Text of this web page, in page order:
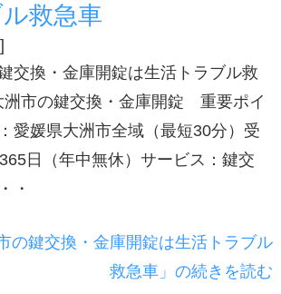
救急車
]
交換・金庫開錠は生活トラブル救
洲市の鍵交換・金庫開錠 重要ポイ
愛媛県大洲市全域（最短30分）受
日（年中無休）サービス：鍵交
・
の鍵交換・金庫開錠は生活トラブル
救急車」の続きを読む